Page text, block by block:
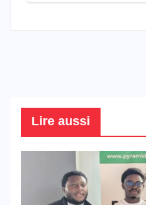
Lire aussi